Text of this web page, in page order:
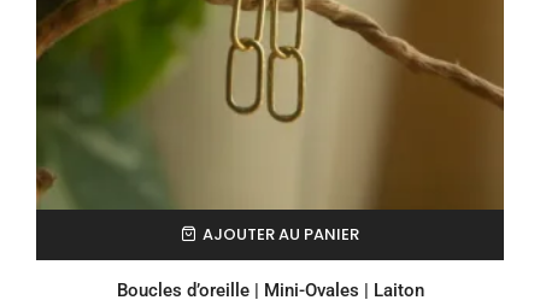
AJOUTER AU PANIER
Boucles d’oreille | Mini-Ovales | Laiton